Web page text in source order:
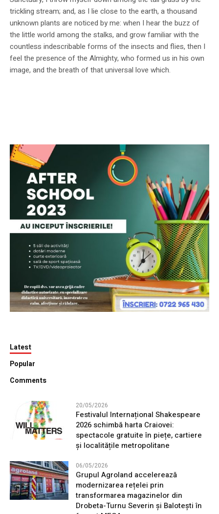
trickling stream; and, as I lie close to the earth, a thousand
unknown plants are noticed by me: when I hear the buzz of
the little world among the stalks, and grow familiar with the
countless indescribable forms of the insects and flies, then I
feel the presence of the Almighty, who formed us in his own
image, and the breath of that universal love which.
Latest
Popular
Comments
20/05/2026
Festivalul Internațional Shakespeare
2026 schimbă harta Craiovei:
spectacole gratuite în piețe, cartiere
și localitățile metropolitane
06/05/2026
Grupul Agroland accelerează
modernizarea rețelei prin
transformarea magazinelor din
Drobeta-Turnu Severin și Balotești în